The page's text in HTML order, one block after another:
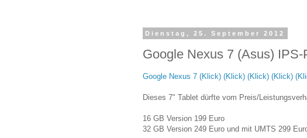
Dienstag, 25. September 2012
Google Nexus 7 (Asus) IPS-
Google Nexus 7 (Klick) (Klick) (Klick) (Klick)
Dieses 7" Tablet dürfte vom Preis/
16 GB Version 199 Euro
32 GB Version 249 Euro und mit UMTS 299